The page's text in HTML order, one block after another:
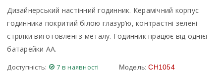
Дизайнерський настінний годинник. Керамічний корпус
годинника покритий білою глазур’ю, контрастні зелені
стрілки виготовлені з металу. Годинник працює від однієї
батарейки АА.
Доступність: 7 в наявності Модель: CH1054